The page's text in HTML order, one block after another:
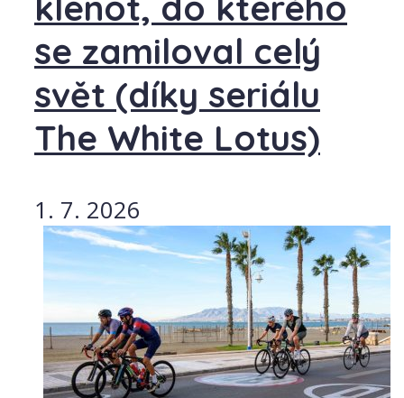
se zamiloval celý
svět (díky seriálu
The White Lotus)
1. 7. 2026